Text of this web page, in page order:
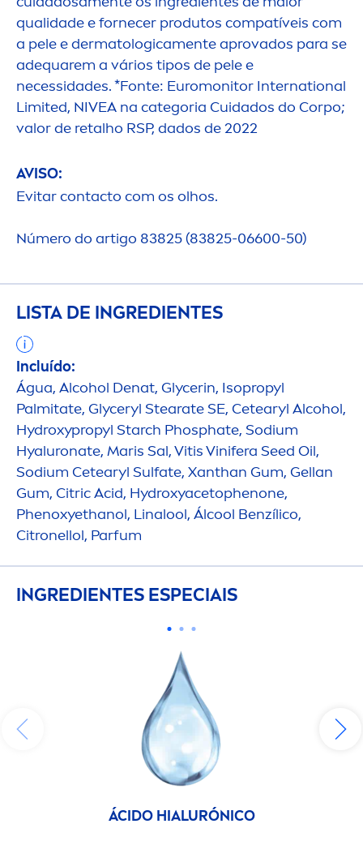
qualidade e fornecer produtos compatíveis com
a pele e dermatologicamente aprovados para se
adequarem a vários tipos de pele e
necessidades. *Fonte: Euromonitor International
Limited, NIVEA na categoria Cuidados do Corpo;
valor de retalho RSP, dados de 2022
AVISO:
Evitar contacto com os olhos.
Número do artigo 83825 (83825-06600-50)
LISTA DE INGREDIENTES
Incluído:
Água, Alcohol Denat, Glycerin, Isopropyl
Palmitate, Glyceryl Stearate SE, Cetearyl Alcohol,
Hydroxypropyl Starch Phosphate, Sodium
Hyaluronate, Maris Sal, Vitis Vinifera Seed Oil,
Sodium Cetearyl Sulfate, Xanthan Gum, Gellan
Gum, Citric Acid, Hydroxyacetophenone,
Phenoxyethanol, Linalool, Álcool Benzílico,
Citronellol, Parfum
INGREDIENTES ESPECIAIS
ÁCIDO HIALURÓNICO